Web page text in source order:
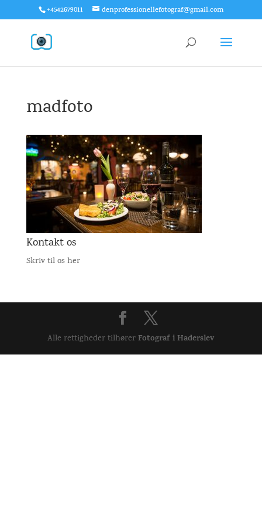
+4542679011 denprofessionellefotograf@gmail.com
madfoto
Kontakt os
Skriv til os her
Alle rettigheder tilhører Fotograf i Haderslev